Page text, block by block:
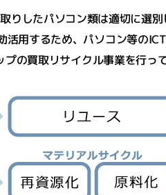
りしたパソコン類は適切に選別
活用するため、パソコン等の
の買取リサイクル事業を行って